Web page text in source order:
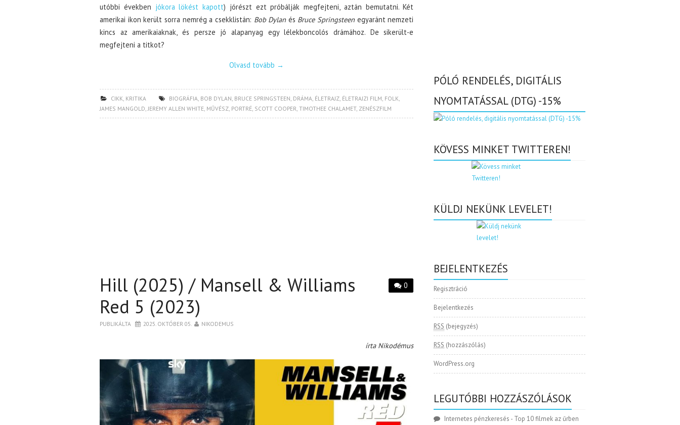
utóbbi években jókora lökést kapott) jórészt ezt próbálják megfejteni, aztán bemutatni. Két
amerikai ikon került sorra nemrég a csekklistán: Bob Dylanés Bruce Springsteenegyaránt nemzeti
kincs az amerikaiaknak, és persze jó alapanyag egy lélekboncolós drámához. De sikerült-e
megfejteni a titkot?
Olvasd tovább →
CIKK, KRITIKA BIOGRÁFIA, BOB DYLAN, BRUCE SPRINGSTEEN, DRÁMA, ÉLETRAJZ, ÉLETRAJZI FILM, FOLK,
JAMES MANGOLD,JEREMY ALLEN WHITE, MŰVÉSZ, PORTRÉ, SCOTT COOPER, TIMOTHEE CHALAMET, ZENÉSZFILM
0
Hill (2025) / Mansell & Williams
Red 5 (2023)
PUBLIKÁLTA 2025. OKTÓBER 05. NIKODEMUS
írta Nikodémus
PÓLÓ RENDELÉS, DIGITÁLIS
NYOMTATÁSSAL (DTG) -15%
KÖVESS MINKET TWITTEREN!
KÜLDJ NEKÜNK LEVELET!
BEJELENTKEZÉS
Regisztráció
Bejelentkezés
RSS (bejegyzés)
RSS (hozzászólás)
WordPress.org
LEGUTÓBBI HOZZÁSZÓLÁSOK
Internetes pénzkeresés - Top 10 filmek az űrben